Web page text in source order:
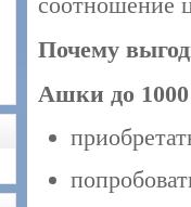
Почему
Ашки до 1000